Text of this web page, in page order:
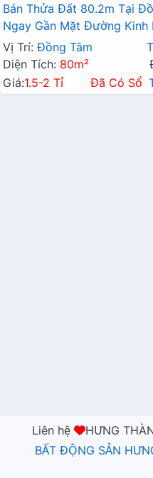
Bán Thửa Đất 80.2m Tại
Ngay Gần Mặt Đường Kinh
Vị Trí: Đồng Tâm
Diện Tích: 80m²
Giá:1.5-2 Tỉ Đã Có Sổ
Liên hệ HƯNG
BẤT ĐỘNG SẢN